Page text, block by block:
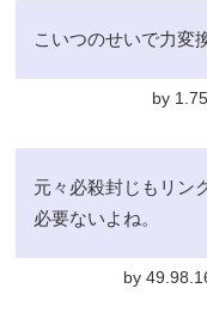
こいつのせいで力変
by
元々必殺封じもリン
必要ないよね。
by